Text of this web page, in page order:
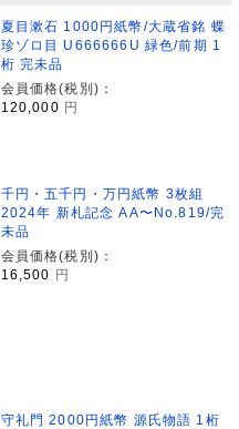
夏目漱石 1000円紙幣/大蔵省銘 蝶
珍ゾロ目 U666666U 緑色/前期 1
桁 完未品
会員価格(税別)：
120,000 円
千円・五千円・万円紙幣 3枚組
2024年 新札記念 AA〜No.819/完
未品
会員価格(税別)：
16,500
円
守礼門 2000円紙幣 源氏物語 1桁